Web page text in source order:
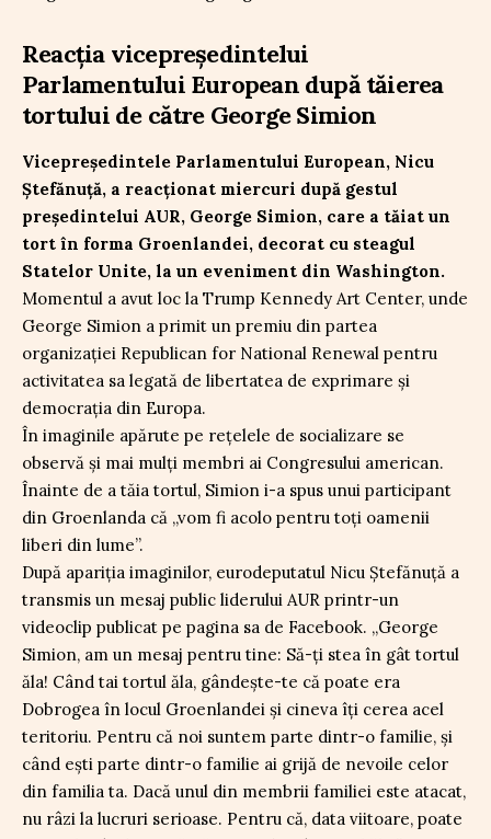
Reacția vicepreședintelui
Parlamentului European după tăierea
tortului de către George Simion
Vicepreședintele Parlamentului European, Nicu
Ștefănuță, a reacționat miercuri după gestul
președintelui AUR, George Simion, care a tăiat un
tort în forma Groenlandei, decorat cu steagul
Statelor Unite, la un eveniment din Washington.
Momentul a avut loc la Trump Kennedy Art Center, unde
George Simion a primit un premiu din partea
organizației Republican for National Renewal pentru
activitatea sa legată de libertatea de exprimare și
democrația din Europa.
În imaginile apărute pe rețelele de socializare se
observă și mai mulți membri ai Congresului american.
Înainte de a tăia tortul, Simion i-a spus unui participant
din Groenlanda că „vom fi acolo pentru toți oamenii
liberi din lume”.
După apariția imaginilor, eurodeputatul Nicu Ștefănuță a
transmis un mesaj public liderului AUR printr-un
videoclip publicat pe pagina sa de Facebook. „George
Simion, am un mesaj pentru tine: Să-ți stea în gât tortul
ăla! Când tai tortul ăla, gândește-te că poate era
Dobrogea în locul Groenlandei și cineva îți cerea acel
teritoriu. Pentru că noi suntem parte dintr-o familie, și
când ești parte dintr-o familie ai grijă de nevoile celor
din familia ta. Dacă unul din membrii familiei este atacat,
nu râzi la lucruri serioase. Pentru că, data viitoare, poate